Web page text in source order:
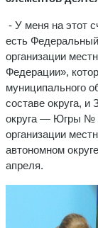
- У меня на этот
есть
организации
Федерации»,
муниципального
составе округа, и
округа — Югры №
организации
автономном
апреля.